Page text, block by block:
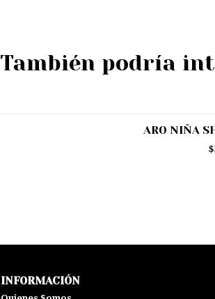
También podría
ARO NIÑA
INFORMACIÓN